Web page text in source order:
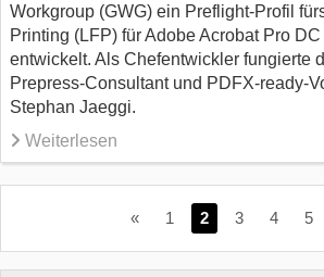
Workgroup (GWG) ein Preflight-Profil
Printing (LFP) für Adobe Acrobat Pro
entwickelt. Als Chefentwickler fungierte
Prepress-Consultant und PDFX-ready-
Stephan Jaeggi.
Weiterlesen
« 1 2 3 4 5